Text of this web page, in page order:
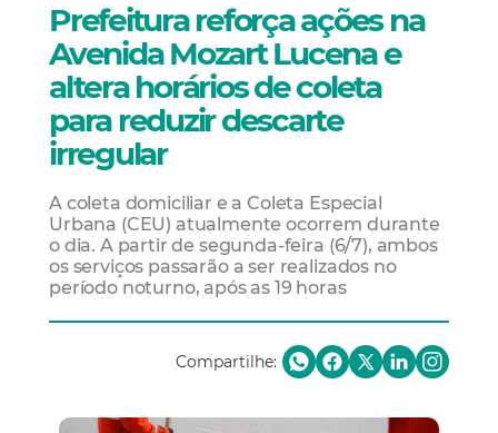
Prefeitura reforça ações na
Avenida Mozart Lucena e
altera horários de coleta
para reduzir descarte
irregular
A coleta domiciliar e a Coleta Especial
Urbana (CEU) atualmente ocorrem durante
o dia. A partir de segunda-feira (6/7), ambos
os serviços passarão a ser realizados no
período noturno, após as 19 horas
Compartilhe: